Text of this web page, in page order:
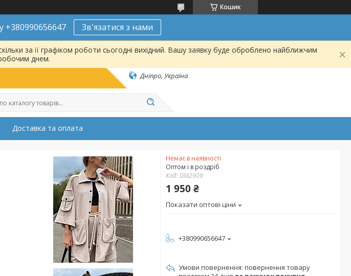
Кошик
Зв'язатися з нами
за її графіком роботи сьогодні вихідний. Вашу заявку буде оброблено найближчим
днем.
Дніпро, Україна
Доставка та оплата
Немає в наявності
Оптом і в роздріб
Код:Dld2909
1 950 ₴
Показати оптові ціни
+380990656647
повернення товару